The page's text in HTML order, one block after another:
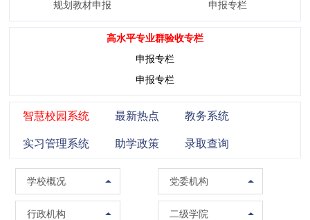
规划教材申报
申报专栏
高水平专业群验收专栏
申报专栏
申报专栏
智慧校园系统
实习管理系统
最新热点
助学政策
教务系统
录取查询
学校概况
学校概况
校训精神
党委机构
党委组织部（党校）
党委宣传部（普法办公室）
行政机构
党政办公室（法制办公室） 二级学院
马克思主义学院